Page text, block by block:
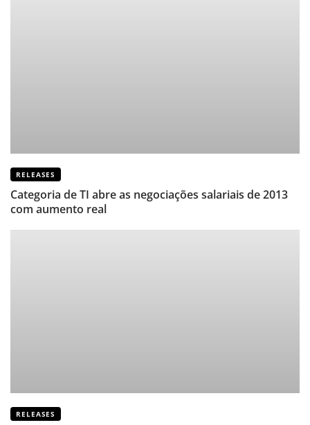
RELEASES
Categoria de TI abre as negociações salariais de 2013
com aumento real
RELEASES